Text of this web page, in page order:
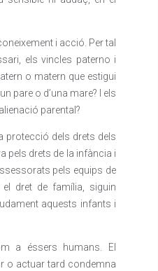
i acció. Per tal
els vincles paterno i
o matern que estigui
pare o d’una mare? I els
parental?
protecció dels drets dels
pels drets de la infància i
pels equips de
dret de família, siguin
aquests infants i
a éssers humans. El
o actuar tard condemna